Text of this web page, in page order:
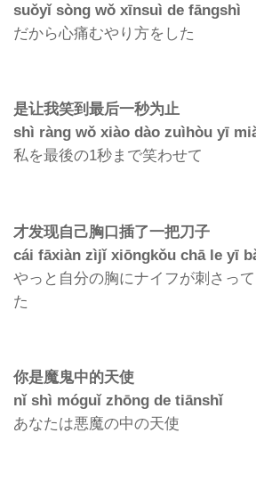
suǒyǐ sòng wǒ xīnsuì de fāngshì
だから心痛むやり方をした
是让我笑到最后一秒为止
shì ràng wǒ xiào dào zuìhòu yī
私を最後の1秒まで笑わせて
才发现自己胸口插了一把刀子
cái fāxiàn zìjǐ xiōngkǒu chā le yī
やっと自分の胸にナイフが刺さっ
た
你是魔鬼中的天使
nǐ shì móguǐ zhōng de tiānshǐ
あなたは悪魔の中の天使